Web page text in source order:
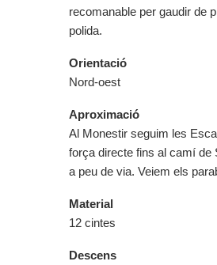
recomanable per gaudir de
polida.
Orientació
Nord-oest
Aproximació
Al Monestir seguim les
força directe fins al camí de
a peu de via. Veiem els
Material
12 cintes
Descens